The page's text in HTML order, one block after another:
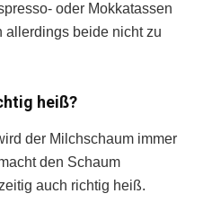
oder Mokkatassen
allerdings beide nicht zu
heiß?
der Milchschaum immer
den Schaum
auch richtig heiß.